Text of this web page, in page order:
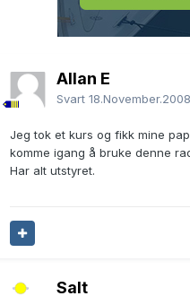
Allan E
Svart 18.November.2008
Jeg tok et kurs og fikk mine
komme igang å bruke denne
Har alt utstyret.
Salt